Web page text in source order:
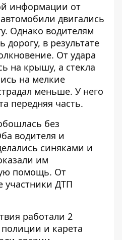
информации от
двигались
Однако водителям
дорогу, в результате
От удара
на крышу, а стекла
на мелкие
меньше. У него
передняя часть.
без
водителя и
синяками и
им
помощь. От
участники ДТП
работали 2
и карета